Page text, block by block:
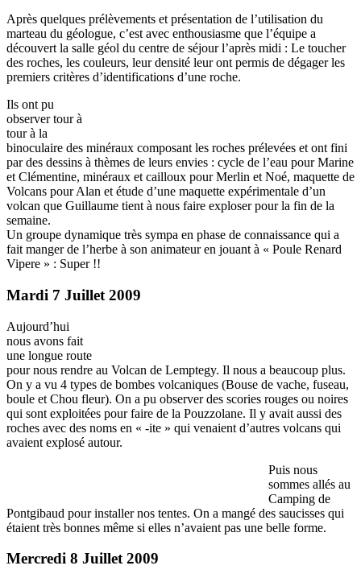
Après quelques prélèvements et présentation de l’utilisation du
marteau du géologue, c’est avec enthousiasme que l’équipe a
découvert la salle géol du centre de séjour l’après midi : Le toucher
des roches, les couleurs, leur densité leur ont permis de dégager les
premiers critères d’identifications d’une roche.
Ils ont pu
observer tour à
tour à la
binoculaire des minéraux composant les roches prélevées et ont fini
par des dessins à thèmes de leurs envies : cycle de l’eau pour Marine
et Clémentine, minéraux et cailloux pour Merlin et Noé, maquette de
Volcans pour Alan et étude d’une maquette expérimentale d’un
volcan que Guillaume tient à nous faire exploser pour la fin de la
semaine.
Un groupe dynamique très sympa en phase de connaissance qui a
fait manger de l’herbe à son animateur en jouant à « Poule Renard
Vipere » : Super !!
Mardi 7 Juillet 2009
Aujourd’hui
nous avons fait
une longue route
pour nous rendre au Volcan de Lemptegy. Il nous a beaucoup plus.
On y a vu 4 types de bombes volcaniques (Bouse de vache, fuseau,
boule et Chou fleur). On a pu observer des scories rouges ou noires
qui sont exploitées pour faire de la Pouzzolane. Il y avait aussi des
roches avec des noms en « -ite » qui venaient d’autres volcans qui
avaient explosé autour.
Puis nous
sommes allés au
Camping de
Pontgibaud pour installer nos tentes. On a mangé des saucisses qui
étaient très bonnes même si elles n’avaient pas une belle forme.
Mercredi 8 Juillet 2009